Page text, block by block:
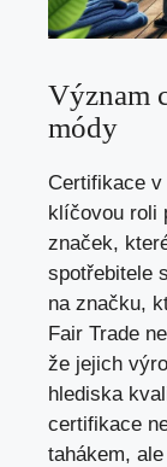
Význam
módy
Certifikace
klíčovou roli
značek,
spotřebitele
na značku,
Fair Trade
že jejich
hlediska
certifikace
tahákem,